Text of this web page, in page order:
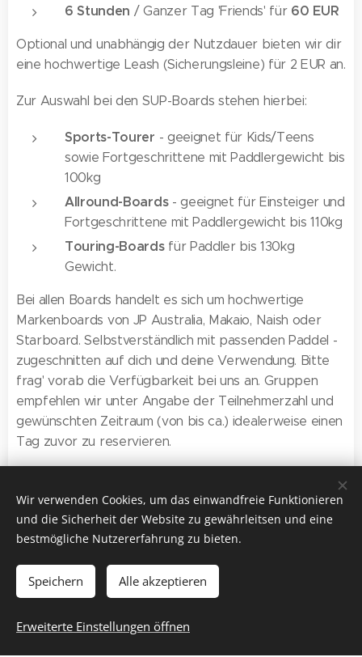
6 Stunden / Ganzer Tag 'Friends' für 60 EUR
Optional und unabhängig der Nutzdauer bieten wir dir
eine hochwertige Leash (Sicherungsleine) für 2 EUR an.
Zur Auswahl bei den SUP-Boards stehen hierbei:
Sports-Tourer - geeignet für Kids/Teens
sowie Fortgeschrittene mit Paddlergewicht bis
100kg
Allround-Boards- geeignet für Einsteiger und
Fortgeschrittene mit Paddlergewicht bis 110kg
Touring-Boardsfür Paddler bis 130kg
Gewicht.
Bei allen Boards handelt es sich um hochwertige
Markenboards von JP Australia, Makaio, Naish oder
Starboard. Selbstverständlich mit passenden Paddel -
zugeschnitten auf dich und deine Verwendung. Bitte
frag' vorab die Verfügbarkeit bei uns an. Gruppen
empfehlen wir unter Angabe der Teilnehmerzahl und
gewünschten Zeitraum (von bis ca.) idealerweise einen
Tag zuvor zu reservieren.
für bis zu 4 Erwachsenekann bei entsprechender
Vorbestellung (inklusive 4 Paddel) angemietet werden.
Hierfür berechnen wirfür die erste Stunde 75 EUR
ein Tagespreis vereinbaren. Nähere Infos zum Board
hier.
Wichtige Hinweise vorab für alle Interessierten:
Wir verwenden Cookies, um das einwandfreie Funktionieren
und die Sicherheit der Website zu gewährleitsen und eine
bestmögliche Nutzererfahrung zu bieten.
Speichern Alle akzeptieren
Erweiterte Einstellungen öffnen